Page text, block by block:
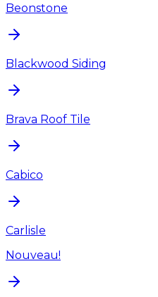
Beonstone
Blackwood Siding
Brava Roof Tile
Cabico
Carlisle
Nouveau!